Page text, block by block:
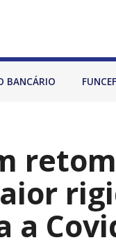
BANCÁRIO FUNCEF
a